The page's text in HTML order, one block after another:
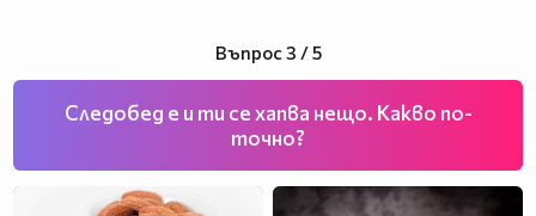
Въпрос 3 / 5
Следобед е и ти се хапва нещо. Какво по-
точно?